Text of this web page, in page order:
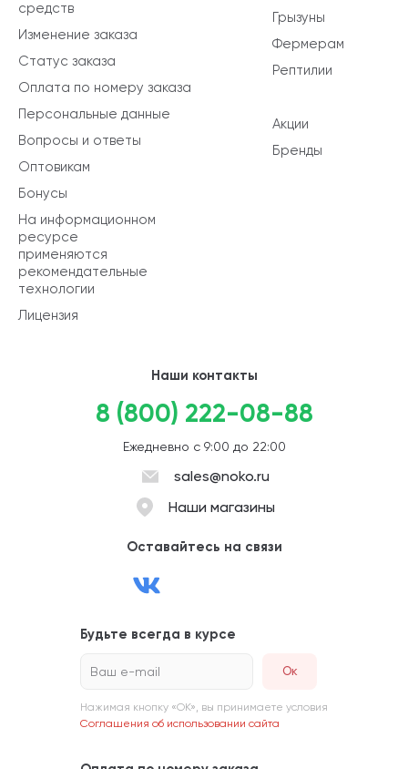
Грызуны
Фермерам
Рептилии
Акции
Бренды
средств
Изменение заказа
Статус заказа
Оплата по номеру заказа
Персональные данные
Вопросы и ответы
Оптовикам
Бонусы
На информационном
ресурсе
применяются
рекомендательные
технологии
Лицензия
Наши контакты
8 (800) 222-08-88
Ежедневно с 9:00 до 22:00
sales@noko.ru
Наши магазины
Оставайтесь на связи
Будьте всегда в курсе
Ваш e-mail
Нажимая кнопку «ОК», вы принимаете условия
Соглашения об использовании сайта